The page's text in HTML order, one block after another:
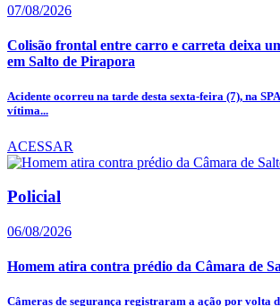
07/08/2026
Colisão frontal entre carro e carreta deixa
em Salto de Pirapora
Acidente ocorreu na tarde desta sexta-feira (7), na
vítima...
ACESSAR
Policial
06/08/2026
Homem atira contra prédio da Câmara de
Câmeras de segurança registraram a ação por volta